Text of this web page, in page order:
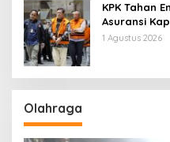
KPK Tahan
Asuransi
1 Agustus 2026
Olahraga